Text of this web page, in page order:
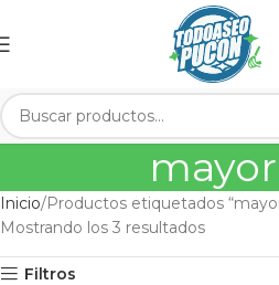
Inicio Productos etiquetados
Mostrando los 3 resultados
Filtros